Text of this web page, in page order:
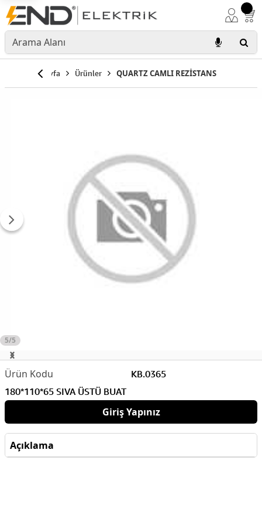
Anasayfa Ürünler QUARTZ CAMLI REZİSTANS
5/5
KB.0365
180*110*65 SIVA ÜSTÜ BUAT
Giriş Yapınız
Açıklama